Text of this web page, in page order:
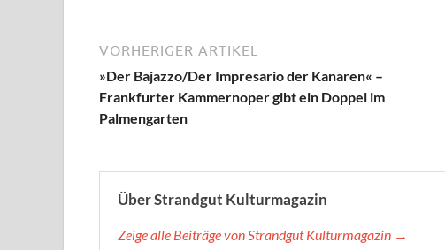
VORHERIGER ARTIKEL
»Der Bajazzo/Der Impresario der Kanaren« –
Frankfurter Kammernoper gibt ein Doppel im
Palmengarten
Über Strandgut Kulturmagazin
Zeige alle Beiträge von Strandgut Kulturmagazin →